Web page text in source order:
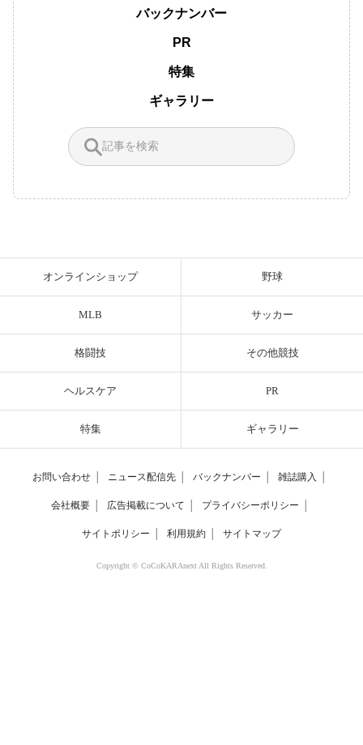
バックナンバー
PR
特集
ギャラリー
オンラインショップ 野球
MLB サッカー
格闘技 その他競技
ヘルスケア PR
特集 ギャラリー
お問い合わせ ニュース配信先 バックナンバー 雑誌購入
会社概要 広告掲載について プライバシーポリシー
サイトポリシー 利用規約 サイトマップ
Copyright © CoCoKARAnext All Rights Reserved.